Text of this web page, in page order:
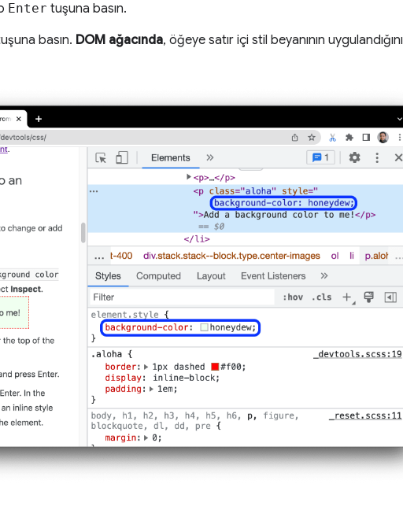
Enter tuşuna basın.
basın. DOM ağacında, öğeye satır içi stil beyanının uygulandığını